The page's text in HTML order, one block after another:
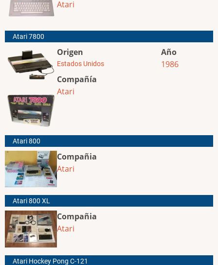
Atari
Atari 7800
Origen
Estados Unidos
Compañía
Atari
Año
1986
Atari 800
Compañia
Atari
Atari 800 XL
Compañia
Atari
Atari Hockey Pong C-121